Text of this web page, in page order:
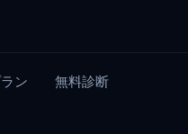
ン
無料診断